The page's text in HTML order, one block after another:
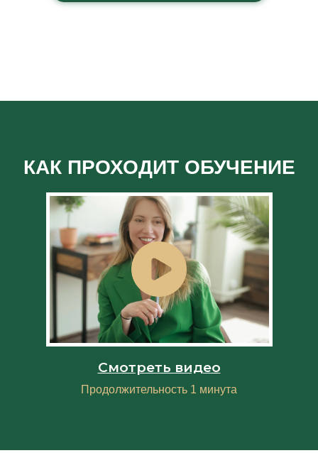
КАК ПРОХОДИТ ОБУЧЕНИЕ
Смотреть видео
Продолжительность 1 минута